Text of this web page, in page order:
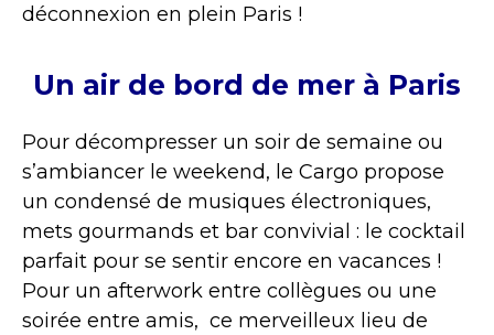
déconnexion en plein Paris !
Un air de bord de mer à Paris
Pour décompresser un soir de semaine ou
s’ambiancer le weekend, le Cargo propose
un condensé de musiques électroniques,
mets gourmands et bar convivial : le cocktail
parfait pour se sentir encore en vacances !
Pour un afterwork entre collègues ou une
soirée entre amis, ce merveilleux lieu de